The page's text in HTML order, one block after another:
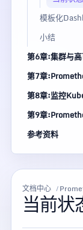
模板化
小结
第6章:集群与
第7章
第8章:监控
第9章
参考资料
文档中心
当前